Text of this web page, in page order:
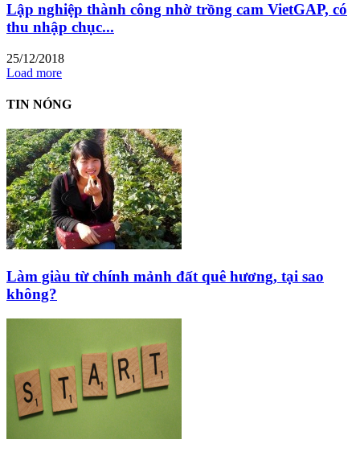
Lập nghiệp thành công nhờ trồng cam VietGAP, có
thu nhập chục...
25/12/2018
Load more
TIN NÓNG
Làm giàu từ chính mảnh đất quê hương, tại sao
không?